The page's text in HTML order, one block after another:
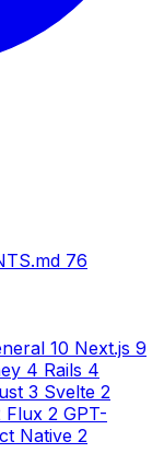
76
10 Next.js 9
4 Rails 4
3 Svelte 2
Flux 2 GPT-
Native 2